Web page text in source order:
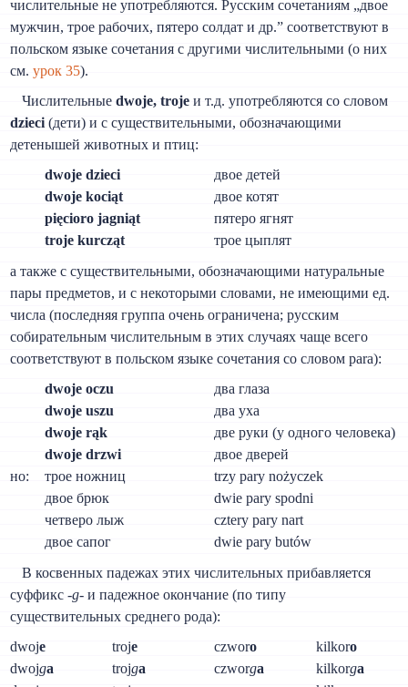
числительные не употребляются. Русским сочетаниям „двое
мужчин, трое рабочих, пятеро солдат и др.” соответствуют в
польском языке сочетания с другими числительными (о них
см.урок 35).
Числительные dwoje, troje и т.д. употребляются со словом
dzieci (дети) и с существительными, обозначающими
детенышей животных и птиц:
dwoje dzieci
двое детей
dwoje kociąt
двое котят
pięcioro jagniąt
пятеро ягнят
troje kurcząt
трое цыплят
а также с существительными, обозначающими натуральные
пары предметов, и с некоторыми словами, не имеющими ед.
числа (последняя группа очень ограничена; русским
собирательным числительным в этих случаях чаще всего
соответствуют в польском языке сочетания со словом para):
dwoje oczu
два глаза
dwoje uszu
два уха
dwoje rąk
две руки (у одного человека)
dwoje drzwi
двое дверей
но:
трое ножниц
trzy pary nożyczek
двое брюк
dwie pary spodni
четверо лыж
cztery pary nart
двое сапог
dwie pary butów
В косвенных падежах этих числительных прибавляется
суффикс -g- и падежное окончание (по типу
существительных среднего рода):
dwoje
dwojga
troje
trojga
czworo
czworga
kilkoro
kilkorga